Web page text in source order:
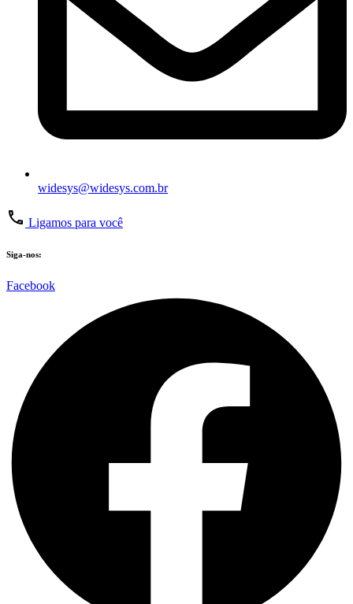
widesys@widesys.com.br
Ligamos para você
Siga-nos:
Facebook